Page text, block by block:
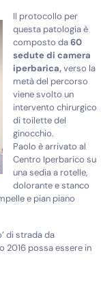
Il protocollo per
questa patologia è
composto da60
sedute di camera
iperbarica,verso la
metà del percorso
viene svolto un
intervento chirurgico
di toilette del
ginocchio.
Paolo è arrivato al
Centro Iperbarico su
una sedia a rotelle,
dolorante e stanco
e pian piano
di strada da
2016 possa essere in